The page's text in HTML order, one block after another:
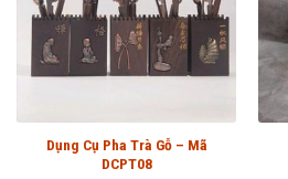
Dụng Cụ Pha Trà Gỗ – Mã
DCPT08